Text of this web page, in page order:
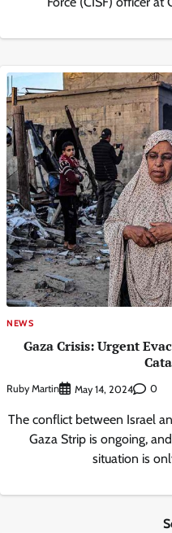
NEWS
Gaza Crisis: Urgent
Ruby Martin May 14, 2024 0
The conflict between Israel
Gaza Strip is ongoing,
situation is